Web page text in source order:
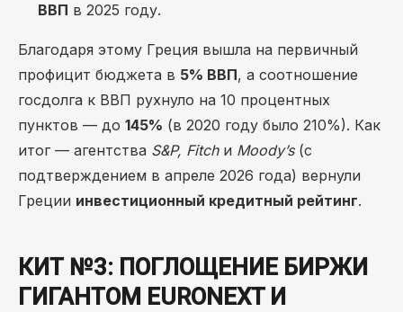
ВВП в 2025 году.
Благодаря этому Греция вышла на первичный
профицит бюджета в 5% ВВП, а соотношение
госдолга к ВВП рухнуло на 10 процентных
пунктов — до 145% (в 2020 году было 210%). Как
итог — агентства S&P, Fitchи Moody’s(с
подтверждением в апреле 2026 года) вернули
Греции инвестиционный кредитный рейтинг.
КИТ №3: ПОГЛОЩЕНИЕ БИРЖИ
ГИГАНТОМ EURONEXT И